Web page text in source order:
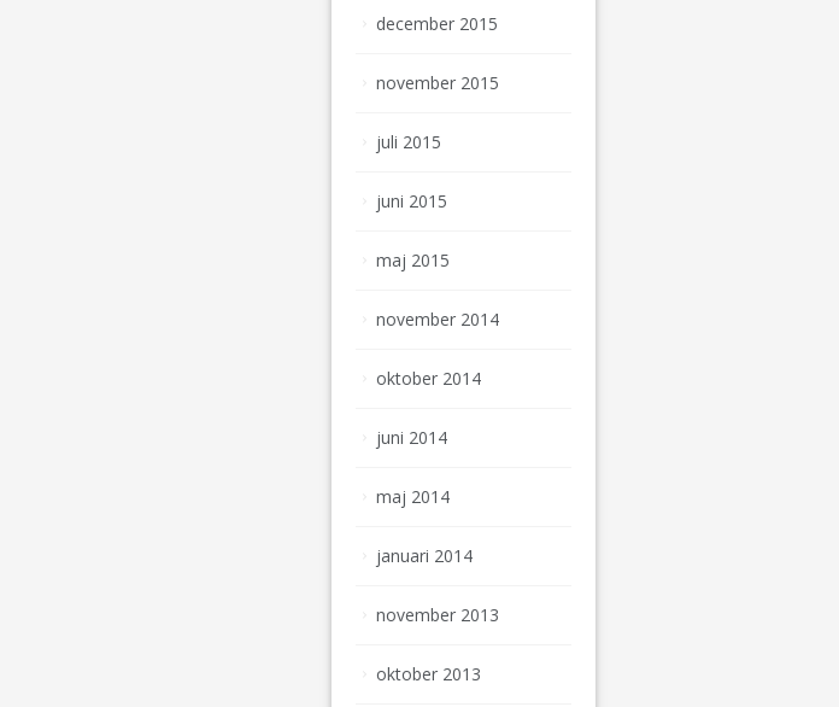
december 2015
november 2015
juli 2015
juni 2015
maj 2015
november 2014
oktober 2014
juni 2014
maj 2014
januari 2014
november 2013
oktober 2013